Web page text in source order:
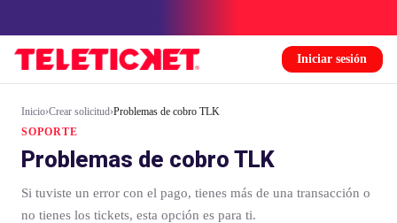
Iniciar sesión
Inicio›Crear solicitud›Problemas de cobro TLK
SOPORTE
Problemas de cobro TLK
Si tuviste un error con el pago, tienes más de una transacción o
no tienes los tickets, esta opción es para ti.